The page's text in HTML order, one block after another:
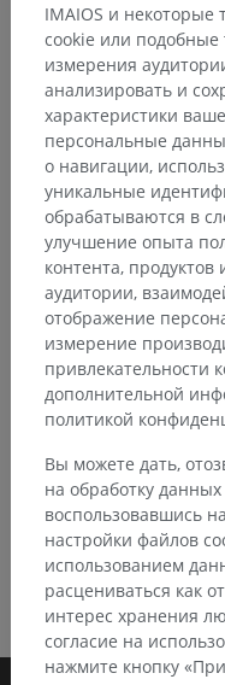
Переводы
Заметили
Не стесняйтесь
перевода или
СКАЧАТЬ
IMAIOS и некоторые
cookie или подобные
измерения
анализировать и
характеристики
персональные
о навигации,
уникальные
обрабатываются в
улучшение опыта
контента,
аудитории,
отображение
измерение
привлекательности
дополнительной
политикой
Вы можете дать,
на обработку
воспользовавшись
настройки файлов
использованием
расцениваться как
интерес хранения
согласие на
нажмите кнопку